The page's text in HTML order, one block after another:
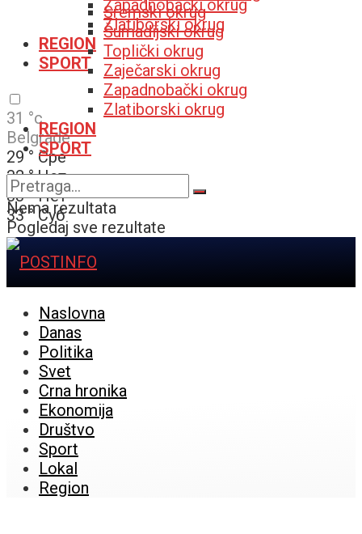
Zapadnobački okrug
Zlatiborski okrug
REGION
SPORT
31 °c
Belgrade
29 ° Сре
32 ° Чет
33 ° Пет
33 ° Суб
Sremski okrug
Šumadijski okrug
Toplički okrug
Zaječarski okrug
Zapadnobački okrug
Zlatiborski okrug
REGION
SPORT
Nema rezultata
Pogledaj sve rezultate
Naslovna
Danas
Politika
Svet
Crna hronika
Ekonomija
Društvo
Sport
Lokal
Region